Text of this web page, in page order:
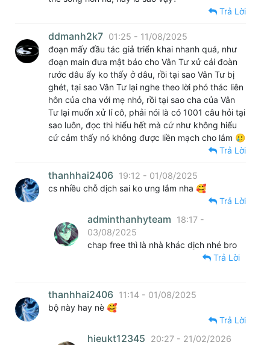
Trả Lời
ddmanh2k7 01:25 - 11/08/2025
đoạn mấy đầu tác giả triển khai nhanh quá, như
đoạn main đưa mật báo cho Vân Tư xử cái đoàn
rước dâu ấy ko thấy ở dâu, rồi tại sao Vân Tư bị
ghét, tại sao Vân Tư lại nghe theo lời phó thác liên
hôn của cha với mẹ nhỏ, rồi tại sao cha của Vân
Tư lại muốn xử lí cô, phải nói là có 1001 câu hỏi tại
sao luôn, đọc thì hiểu hết mà cứ như không hiểu
cứ cảm thấy nó không được liền mạch cho lắm 🥲
Trả Lời
thanhhai2406 19:12 - 01/08/2025
cs nhiều chỗ dịch sai ko ưng lắm nha 🥰
Trả Lời
adminthanhyteam
18:17 -
03/08/2025
chap free thì là nhà khác dịch nhé bro
Trả Lời
thanhhai2406 11:14 - 01/08/2025
bộ này hay nè 🥰
Trả Lời
hieukt12345
20:27 - 21/02/2026